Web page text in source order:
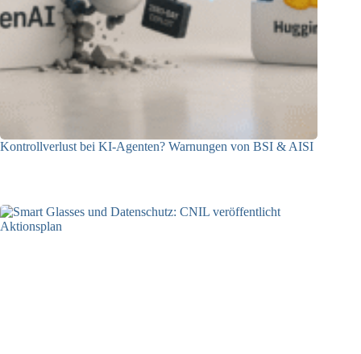
Kontrollverlust bei KI-Agenten? Warnungen von BSI & AISI